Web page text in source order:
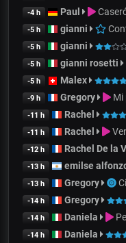
-4 h Paul
-5 h gianni
-5 h gianni
-5 h gianni rosetti
-5 h Malex
-9 h Gregory Mi
-11 h Rachel
-11 h Rachel
-12 h Rachel De la
-13 h emilse
-13 h Gregory
-14 h Gregory
-14 h Daniela
-14 h Daniela